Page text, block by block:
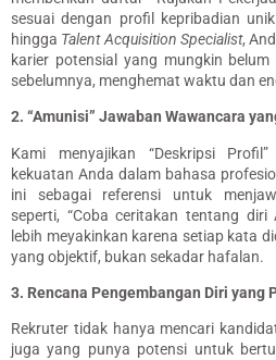
sesuai dengan profil kepribadian
hingga Talent Acquisition Specialist,
karier potensial yang mungkin
sebelumnya, menghemat waktu dan
2. “Amunisi” Jawaban Wawancara
Kami menyajikan “Deskripsi
kekuatan Anda dalam bahasa
ini sebagai referensi untuk
seperti, “Coba ceritakan tentang diri
lebih meyakinkan karena setiap kata
yang objektif, bukan sekadar hafalan.
3. Rencana Pengembangan Diri yang
Rekruter tidak hanya mencari
juga yang punya potensi untuk